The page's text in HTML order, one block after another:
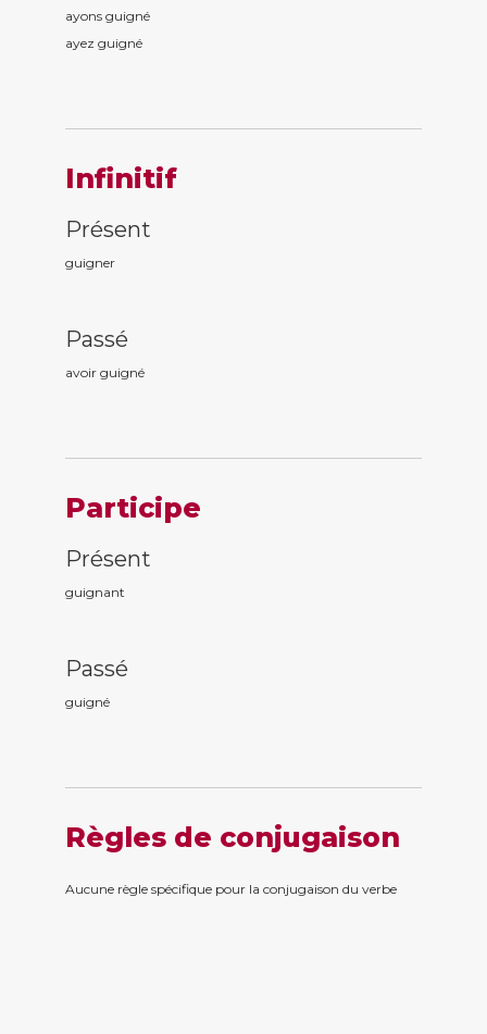
ayons guigné
ayez guigné
Infinitif
Présent
guigner
Passé
avoir guigné
Participe
Présent
guignant
Passé
guigné
Règles de conjugaison
Aucune règle spécifique pour la conjugaison du verbe